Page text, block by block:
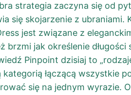
strategia zaczyna się od
się skojarzenie z
jest związane z
jak określenie długości
Pinpoint dzisiaj to
łączącą wszystkie
się na jednym wyrazie.